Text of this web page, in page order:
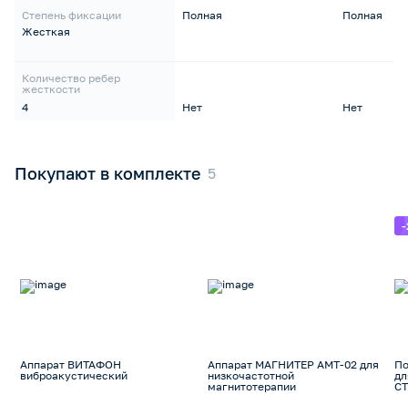
Степень фиксации
Жесткая
Количество ребер
жесткости
4
Полная
Нет
Полная
Нет
Покупают в комплекте
Аппарат ВИТАФОН
виброакустический
Аппарат МАГНИТЕР АМТ-02 для
низкочастотной
магнитотерапии
-